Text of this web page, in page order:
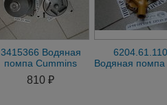
3415366 Водяная
помпа Cummins
3415366
810 ₽
Водяная помпа